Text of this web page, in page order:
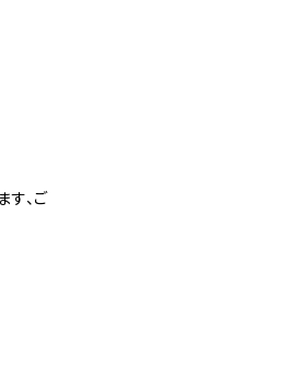
、ご